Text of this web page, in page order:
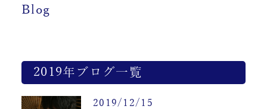
Blog
2019年ブログ一覧
2019/12/15